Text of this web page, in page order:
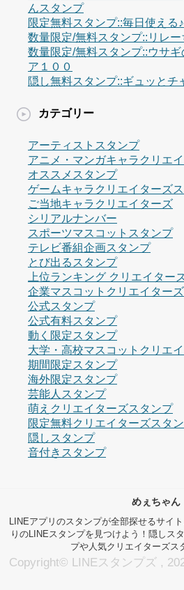
んスタンプ
限定無料スタンプ::毎日使える
数量限定/無料スタンプ::リレ
数量限定/無料スタンプ::ウサ
ア１００
隠し無料スタンプ::ギュッとチ
カテゴリー
アーティストスタンプ
アニメ・マンガキャラクリエ
オススメスタンプ
ゲームキャラクリエイターズ
ご当地キャラクリエイターズ
シリアルナンバー
スポーツマスコットスタンプ
テレビ番組企画スタンプ
とび出るスタンプ
上位ランキング クリエイター
企業マスコットクリエイターズ
公式スタンプ
公式有料スタンプ
動く限定スタンプ
大学・高校マスコットクリエ
期間限定スタンプ
海外限定スタンプ
芸能人スタンプ
萌えクリエイターズスタンプ
限定無料クリエイターズスタ
隠しスタンプ
音付きスタンプ
めぇちゃん
LINEアプリのスタンプが全部探せるサイ
りのLINEスタンプを見つけよう！隠しス
プや人気クリエイターズス
Copyright© LINEスタンプズ ,